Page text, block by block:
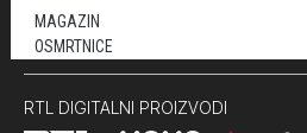
MAGAZIN
OSMRTNICE
RTL DIGITALNI PROIZVODI